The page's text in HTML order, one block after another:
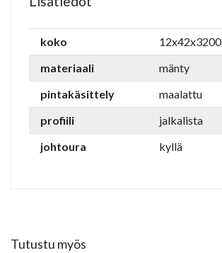
koko
12x42x3200
materiaali
mänty
pintakäsittely
maalattu
profiili
jalkalista
johtoura
kyllä
Tutustu myös